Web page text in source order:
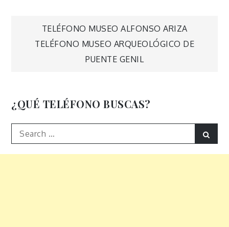
Navegación
TELÉFONO MUSEO ALFONSO ARIZA
TELÉFONO MUSEO ARQUEOLÓGICO DE
PUENTE GENIL
¿QUÉ TELÉFONO BUSCAS?
Search
for: